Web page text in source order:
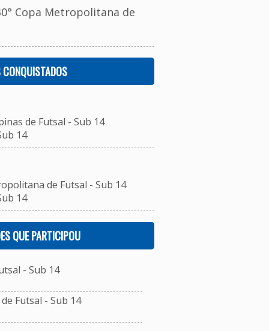
Copa Metropolitana de
de Futsal - Sub 14
14
de Futsal - Sub 14
14
QUE PARTICIPOU
- Sub 14
Futsal - Sub 14